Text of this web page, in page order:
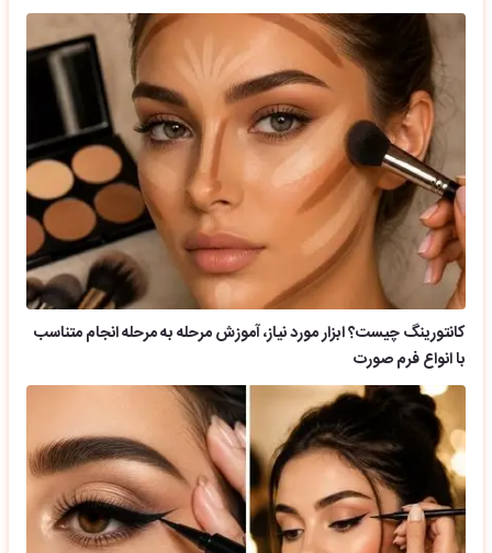
کانتورینگ چیست؟ ابزار مورد نیاز، آموزش مرحله به مرحله انجام متناسب
با انواع فرم صورت